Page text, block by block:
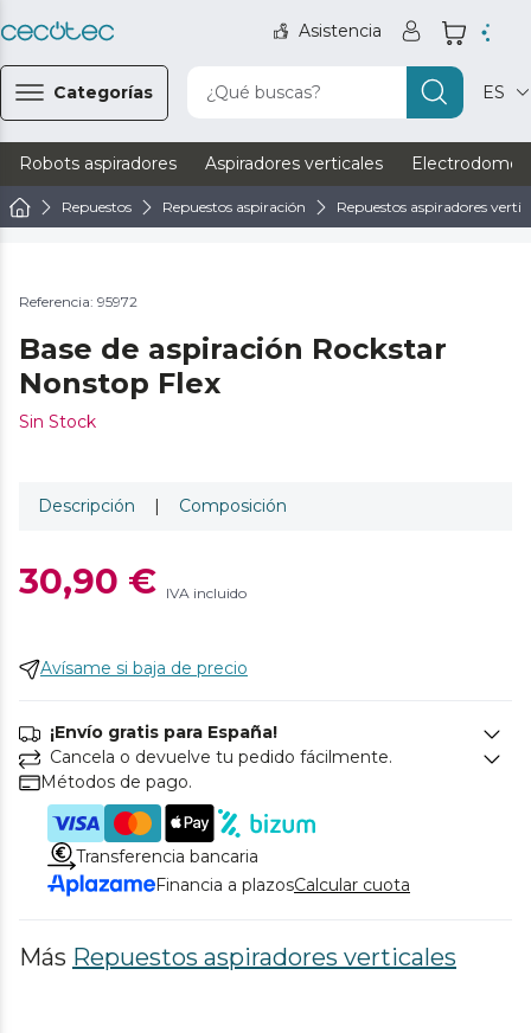
Asistencia
Categorías ¿Qué buscas? ES
Robots aspiradores Aspiradores verticales
Repuestos Repuestos aspiración Repuestos aspiradores
Referencia: 95972
Base de aspiración Rockstar
Nonstop Flex
Sin Stock
Descripción | Composición
30,90 € IVA incluido
Avísame si baja de precio
¡Envío gratis para España!
Cancela o devuelve tu pedido fácilmente.
Métodos de pago.
Transferencia bancaria
Financia a plazosCalcular cuota
Más Repuestos aspiradores verticales